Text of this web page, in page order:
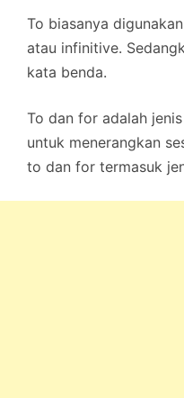
To biasanya
atau infinitive.
kata benda.
To dan for adalah
untuk menerangkan
to dan for termasuk